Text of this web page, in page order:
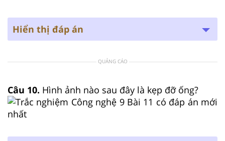
Hiển thị đáp án
QUẢNG CÁO
Câu 10. Hình ảnh nào sau đây là kẹp đỡ ống?